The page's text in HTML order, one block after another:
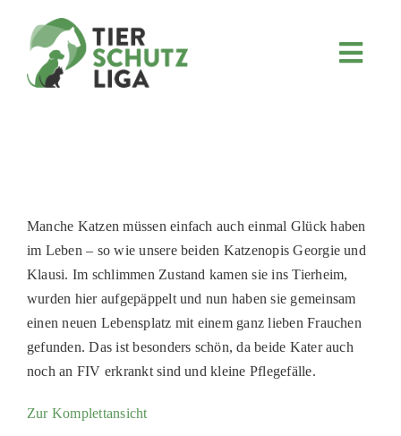
KOOPERATIONEN
4KIDS
TIERHEIMTIERE
PATENSCHAFTEN
Manche Katzen müssen einfach auch einmal Glück haben
im Leben – so wie unsere beiden Katzenopis Georgie und
Klausi. Im schlimmen Zustand kamen sie ins Tierheim,
wurden hier aufgepäppelt und nun haben sie gemeinsam
einen neuen Lebensplatz mit einem ganz lieben Frauchen
gefunden. Das ist besonders schön, da beide Kater auch
noch an FIV erkrankt sind und kleine Pflegefälle.
Zur Komplettansicht